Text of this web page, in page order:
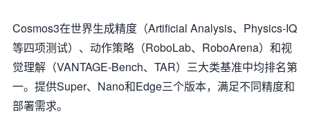
Cosmos3在世界生成精度（Artificial Analysis、Physics-IQ
等四项测试）、动作策略（RoboLab、RoboArena）和视
觉理解（VANTAGE-Bench、TAR）三大类基准中均排名第
一。提供Super、Nano和Edge三个版本，满足不同精度和
部署需求。